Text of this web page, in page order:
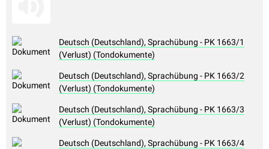
Deutsch (Deutschland), Sprachübung - PK 1663/1
(Verlust) (Tondokumente)
Deutsch (Deutschland), Sprachübung - PK 1663/2
(Verlust) (Tondokumente)
Deutsch (Deutschland), Sprachübung - PK 1663/3
(Verlust) (Tondokumente)
Deutsch (Deutschland), Sprachübung - PK 1663/4